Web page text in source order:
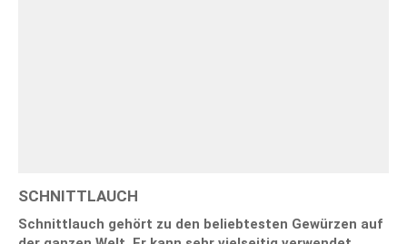
SCHNITTLAUCH
Schnittlauch gehört zu den beliebtesten Gewürzen auf